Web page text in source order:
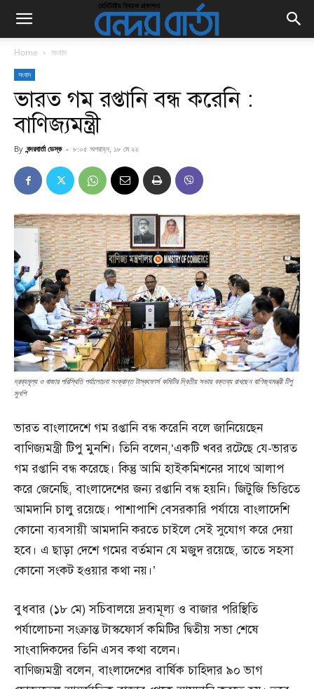
Home সংবাদ
সংবাদ
ভারত গম রপ্তানি বন্ধ করেনি :
বাণিজ্যমন্ত্রী
By বন্দরবার্তা ডেস্ক - ৮:০৫ অপরাহ্ন, ১৮ মে ২২
দ্রব্যমূল্য ও বাজার পরিস্থিতি পর্যালোচনা সংক্রান্ত টাস্কফোর্স কমিটির দ্বিতীয় সভায় বক্তব্য রাখছেন বাণিজ্যমন্ত্রী টিপু
মুনশি
ভারত বাংলাদেশে গম রপ্তানি বন্ধ করেনি বলে জানিয়েছেন
বাণিজ্যমন্ত্রী টিপু মুনশি। তিনি বলেন,‘একটি খবর রটেছে যে-ভারত
গম রপ্তানি বন্ধ করেছে। কিন্তু আমি হাইকমিশনের সাথে আলাপ
করে জেনেছি, বাংলাদেশের জন্য রপ্তানি বন্ধ হয়নি। জিটুজি ভিত্তিতে
আমদানি চালু রয়েছে। পাশাপাশি বেসরকারি পর্যায়ে বাংলাদেশি
কোনো ব্যবসায়ী আমদানি করতে চাইলে সেই সুযোগ করে দেয়া
হবে। এ ছাড়া দেশে গমের বর্তমান যে মজুদ রয়েছে, তাতে সহসা
কোনো সংকট হওয়ার কথা নয়।’
বুধবার (১৮ মে) সচিবালয়ে দ্রব্যমূল্য ও বাজার পরিস্থিতি
পর্যালোচনা সংক্রান্ত টাস্কফোর্স কমিটির দ্বিতীয় সভা শেষে
সাংবাদিকদের তিনি এসব কথা বলেন।
বাণিজ্যমন্ত্রী বলেন, বাংলাদেশের বার্ষিক চাহিদার ৯০ ভাগ